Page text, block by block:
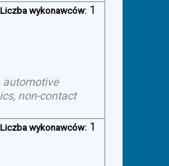
Liczba wykonawców: 1
automotive
non-contact
Liczba wykonawców: 1